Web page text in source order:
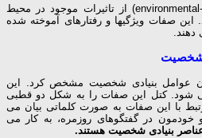
(environmental-mold traits) از تاثیرات موجود در محیط
صفات ویژگیها و رفتارهای آموخته شده
شخصیت
عوامل بنیادی شخصیت مشخص کرد. این
شود. کتل این صفات را به شکل دو قطبی
با این صفات به صورت کلماتی بیان می
در گفتگوهای روزمره، به کار می
بنیادی شخصیت هستند.